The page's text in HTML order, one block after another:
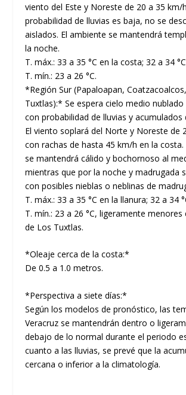
viento del Este y Noreste de 20 a 35 km/
probabilidad de lluvias es baja, no se
aislados. El ambiente se mantendrá
la noche.
T. máx.: 33 a 35 °C en la costa; 32 a 34
T. mín.: 23 a 26 °C.
*Región Sur (Papaloapan,
Tuxtlas):* Se espera cielo medio nublado
con probabilidad de lluvias y acumulados
El viento soplará del Norte y Noreste de
con rachas de hasta 45 km/h en la costa.
se mantendrá cálido y bochornoso al
mientras que por la noche y madrugada
con posibles nieblas o neblinas de
T. máx.: 33 a 35 °C en la llanura; 32 a 34
T. mín.: 23 a 26 °C, ligeramente menores
de Los Tuxtlas.
*Oleaje cerca de la costa:*
De 0.5 a 1.0 metros.
*Perspectiva a siete días:*
Según los modelos de pronóstico, las
Veracruz se mantendrán dentro o
debajo de lo normal durante el periodo
cuanto a las lluvias, se prevé que la
cercana o inferior a la climatología.